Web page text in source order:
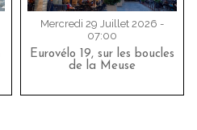
Mercredi 29 Juillet 2026 -
07:00
Eurovélo 19, sur les boucles
de la Meuse